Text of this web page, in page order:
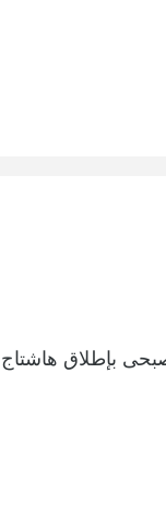
بإطلاق هاشتاج